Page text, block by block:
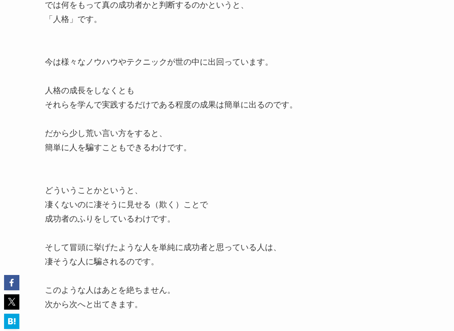
では何をもって真の成功者かと判断するのかというと、
「人格」です。
今は様々なノウハウやテクニックが世の中に出回っています。
人格の成長をしなくとも
それらを学んで実践するだけである程度の成果は簡単に出るのです。
だから少し荒い言い方をすると、
簡単に人を騙すこともできるわけです。
どういうことかというと、
凄くないのに凄そうに見せる（欺く）ことで
成功者のふりをしているわけです。
そして冒頭に挙げたような人を単純に成功者と思っている人は、
凄そうな人に騙されるのです。
このような人はあとを絶ちません。
次から次へと出てきます。